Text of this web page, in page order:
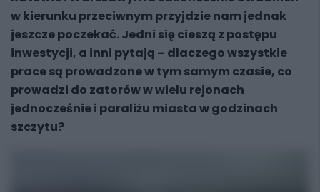
w kierunku przeciwnym przyjdzie nam jednak
jeszcze poczekać. Jedni się cieszą z postępu
inwestycji, a inni pytają – dlaczego wszystkie
prace są prowadzone w tym samym czasie, co
prowadzi do zatorów w wielu rejonach
jednocześnie i paraliżu miasta w godzinach
szczytu?